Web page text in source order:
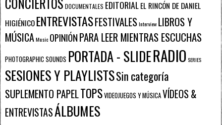
DOCUMENTALES EDITORIALEL RINCÓN DE DANIEL
HIGIÉNICOENTREVISTASFESTIVALESInterview LIBROS Y
MÚSICAMusic OPINIÓNPARA LEER MIENTRAS ESCUCHAS
PHOTOGRAPHIC SOUNDS PORTADA - SLIDERADIO SERIES
SESIONES Y PLAYLISTSSin categoría
SUPLEMENTO PAPELTOPSVIDEOJUEGOS Y MÚSICAVÍDEOS &
ENTREVISTASÁLBUMES